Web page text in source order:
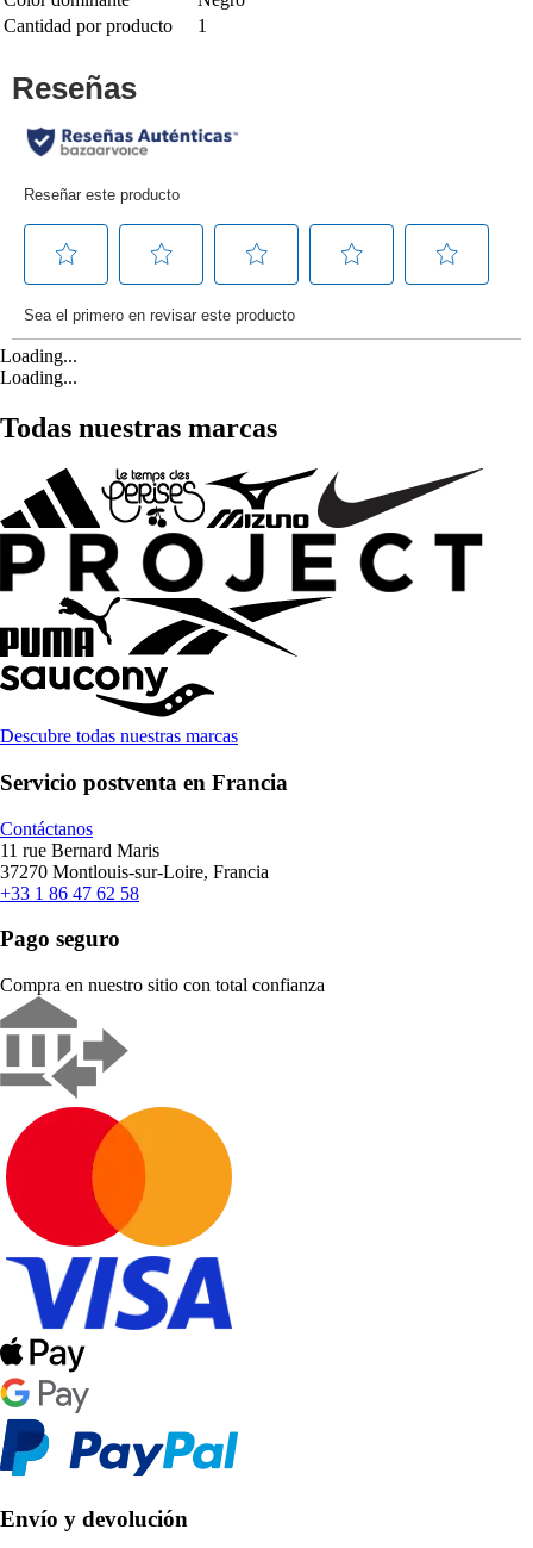
Cantidad por producto
1
Loading...
Loading...
Todas nuestras marcas
Descubre todas nuestras marcas
Servicio postventa en Francia
Contáctanos
11 rue Bernard Maris
37270 Montlouis-sur-Loire, Francia
+33 1 86 47 62 58
Pago seguro
Compra en nuestro sitio con total confianza
Envío y devolución